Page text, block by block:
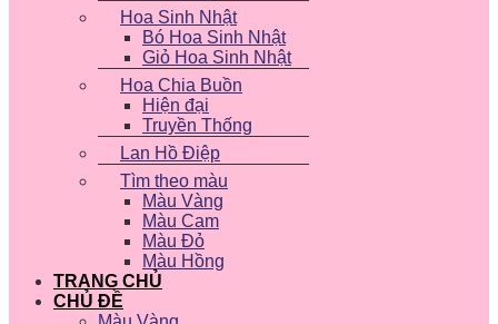
Hoa Sinh Nhật
Bó Hoa Sinh Nhật
Giỏ Hoa Sinh Nhật
Hoa Chia Buồn
Hiện đại
Truyền Thống
Lan Hồ Điệp
Tìm theo màu
Màu Vàng
Màu Cam
Màu Đỏ
Màu Hồng
TRANG CHỦ
CHỦ ĐỀ